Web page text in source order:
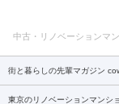
中古・リノベーションマ
街と暮らしの先輩マガジン
東京のリノベーションマンシ